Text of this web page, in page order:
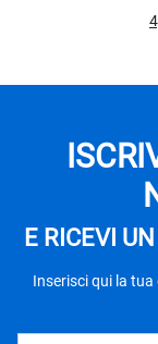
E RICEVI
Inserisci qui la tua